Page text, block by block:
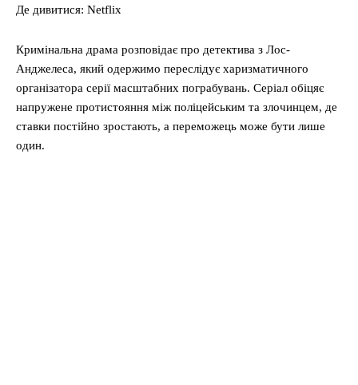
Де дивитися: Netflix
Кримінальна драма розповідає про детектива з Лос-
Анджелеса, який одержимо переслідує харизматичного
організатора серії масштабних пограбувань. Серіал обіцяє
напружене протистояння між поліцейським та злочинцем, де
ставки постійно зростають, а переможець може бути лише
один.